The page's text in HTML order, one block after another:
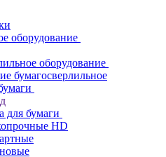
оборудование
оборудование
бумагосверлильное
для бумаги
HD